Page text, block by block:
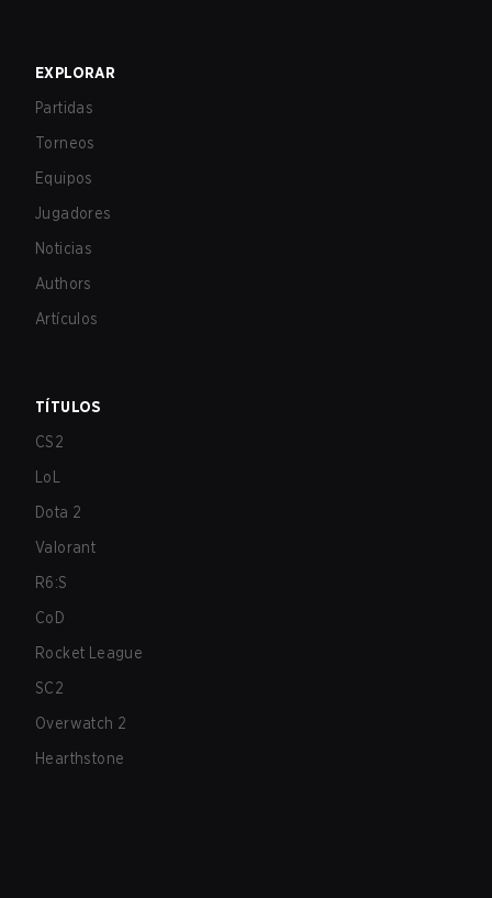
EXPLORAR
Partidas
Torneos
Equipos
Jugadores
Noticias
Authors
Artículos
TÍTULOS
CS2
LoL
Dota 2
Valorant
R6:S
CoD
Rocket League
SC2
Overwatch 2
Hearthstone